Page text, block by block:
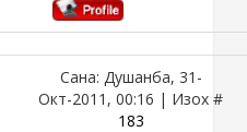
Сана: Душанба, 31-
Окт-2011, 00:16 | Изох #
183